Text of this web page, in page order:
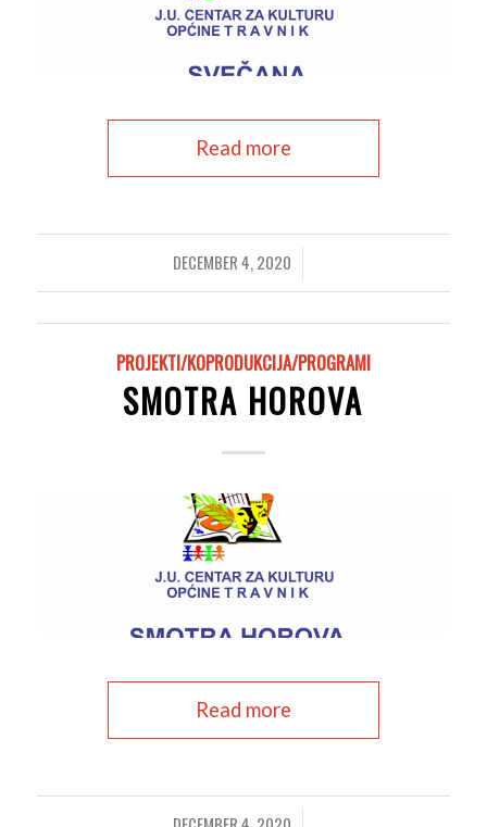
Read more
DECEMBER 4, 2020
/
PROJEKTI/KOPRODUKCIJA/PROGRAMI
SMOTRA HOROVA
Read more